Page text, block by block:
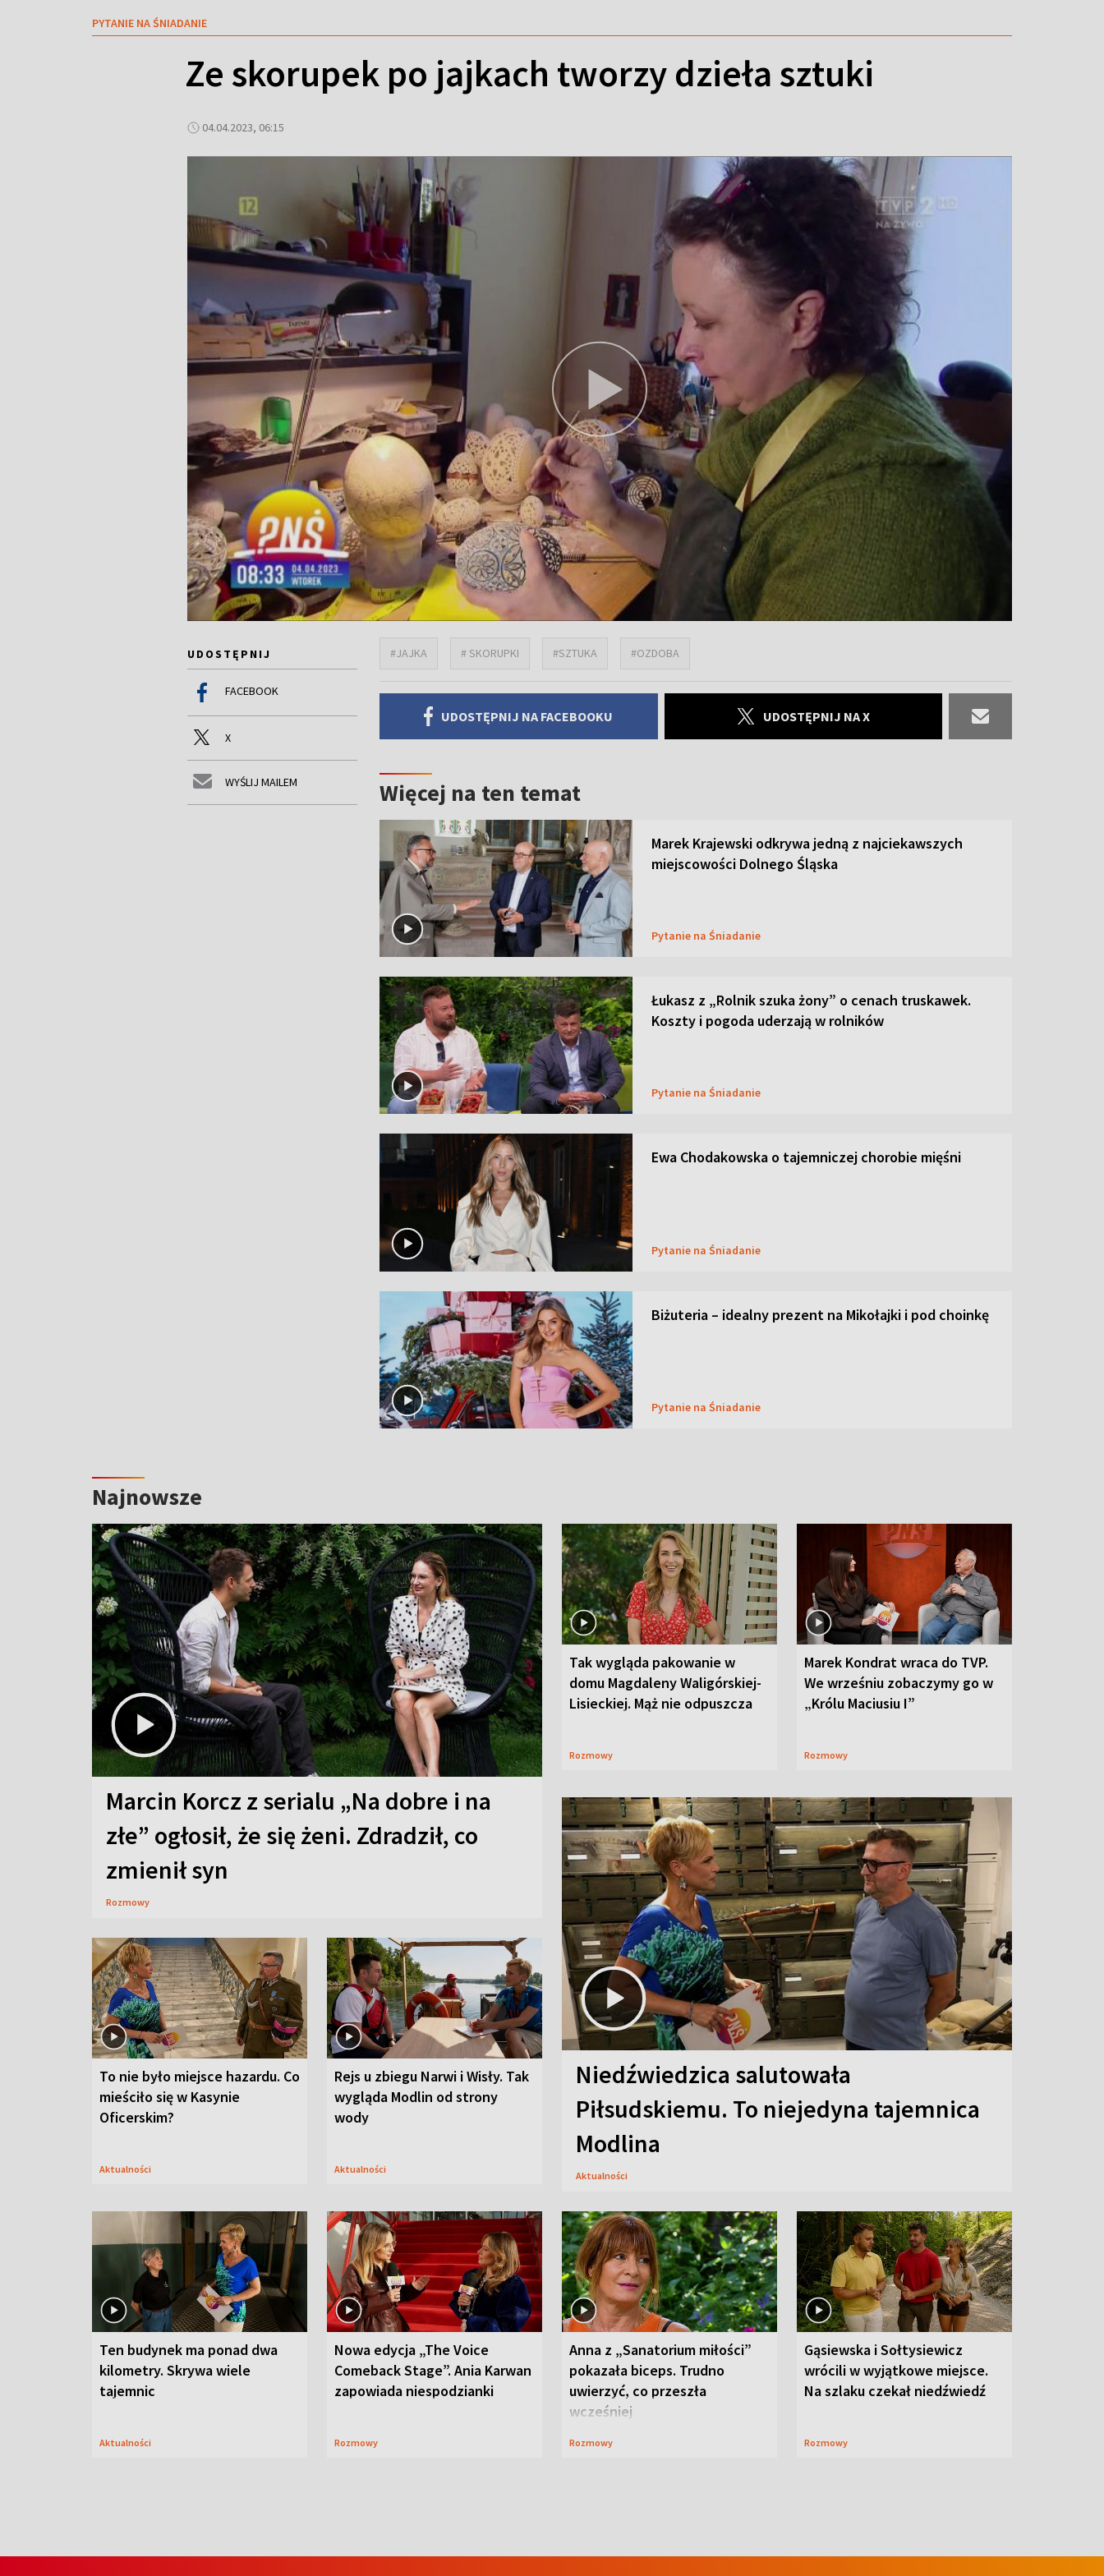
PYTANIE NA ŚNIADANIE
Ze skorupek po jajkach tworzy dzieła sztuki
04.04.2023, 06:15
UDOSTĘPNIJ
FACEBOOK
X
WYŚLIJ MAILEM
#JAJKA # SKORUPKI #SZTUKA #OZDOBA
UDOSTĘPNIJ NA FACEBOOKU UDOSTĘPNIJ NA X
Więcej na ten temat
Marek Krajewski odkrywa jedną z najciekawszych
miejscowości Dolnego Śląska
Pytanie na Śniadanie
Łukasz z „Rolnik szuka żony” o cenach truskawek.
Koszty i pogoda uderzają w rolników
Pytanie na Śniadanie
Ewa Chodakowska o tajemniczej chorobie mięśni
Pytanie na Śniadanie
Biżuteria – idealny prezent na Mikołajki i pod choinkę
Pytanie na Śniadanie
Najnowsze
Marcin Korcz z serialu „Na dobre i na
złe” ogłosił, że się żeni. Zdradził, co
zmienił syn
Rozmowy
Tak wygląda pakowanie w
domu Magdaleny Waligórskiej-
Lisieckiej. Mąż nie odpuszcza
Rozmowy
Marek Kondrat wraca do TVP.
We wrześniu zobaczymy go w
„Królu Maciusiu I”
Rozmowy
To nie było miejsce hazardu. Co
mieściło się w Kasynie
Oficerskim?
Aktualności
Rejs u zbiegu Narwi i Wisły. Tak
wygląda Modlin od strony
wody
Aktualności
Niedźwiedzica salutowała
Piłsudskiemu. To niejedyna tajemnica
Modlina
Aktualności
Ten budynek ma ponad dwa
kilometry. Skrywa wiele
tajemnic
Aktualności
Nowa edycja „The Voice
Comeback Stage”. Ania Karwan
zapowiada niespodzianki
Rozmowy
Anna z „Sanatorium miłości”
pokazała biceps. Trudno
uwierzyć, co przeszła
wcześniej
Rozmowy
Gąsiewska i Sołtysiewicz
wrócili w wyjątkowe miejsce.
Na szlaku czekał niedźwiedź
Rozmowy